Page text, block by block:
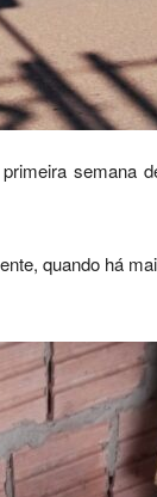
semana
quando há